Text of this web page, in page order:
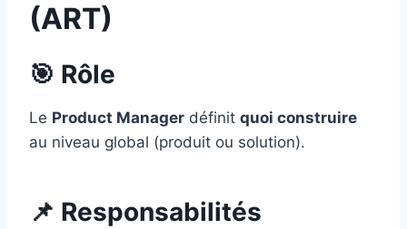
(ART)
🎯 Rôle
Le Product Manager définit quoi construire
au niveau global (produit ou solution).
📌 Responsabilités